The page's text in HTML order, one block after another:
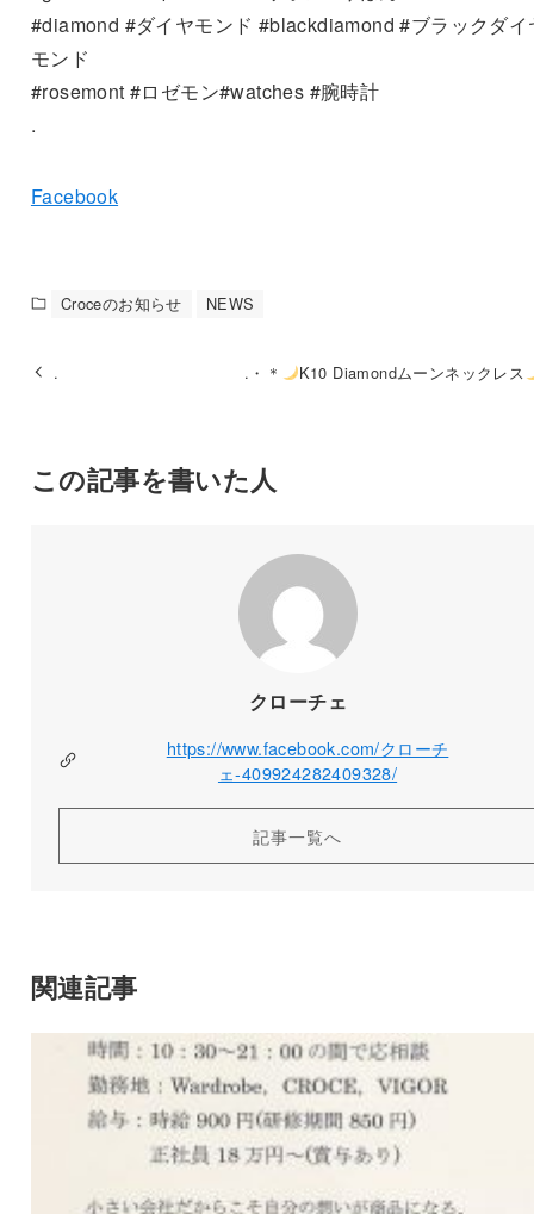
#diamond #ダイヤモンド #blackdiamond #ブラックダイ
モンド
#rosemont #ロゼモン#watches #腕時計
.
Facebook
Croceのお知らせ NEWS
. .・＊ K10 Diamondムーンネックレス
この記事を書いた人
クローチェ
https://www.facebook.com/クローチ
ェ-409924282409328/
記事一覧へ
関連記事